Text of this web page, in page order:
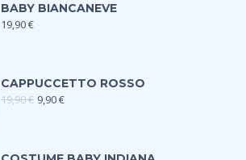
BABY BIANCANEVE
19,90€
CAPPUCCETTO ROSSO
19,90€ 9,90€